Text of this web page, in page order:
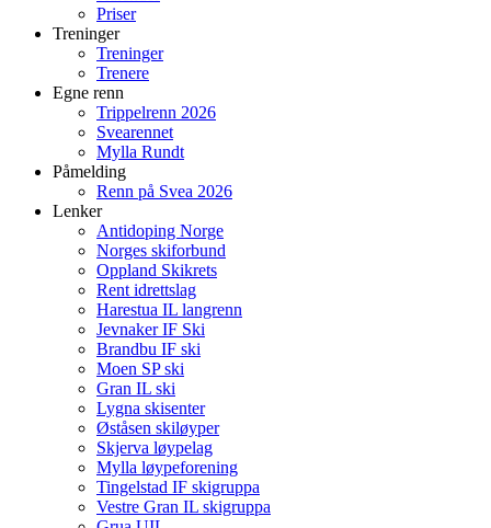
Priser
Treninger
Treninger
Trenere
Egne renn
Trippelrenn 2026
Svearennet
Mylla Rundt
Påmelding
Renn på Svea 2026
Lenker
Antidoping Norge
Norges skiforbund
Oppland Skikrets
Rent idrettslag
Harestua IL langrenn
Jevnaker IF Ski
Brandbu IF ski
Moen SP ski
Gran IL ski
Lygna skisenter
Øståsen skiløyper
Skjerva løypelag
Mylla løypeforening
Tingelstad IF skigruppa
Vestre Gran IL skigruppa